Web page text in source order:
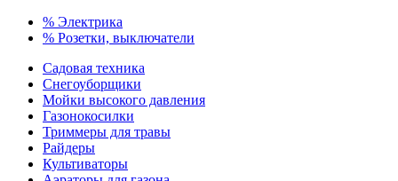
% Электрика
% Розетки, выключатели
Садовая техника
Снегоуборщики
Мойки высокого давления
Газонокосилки
Триммеры для травы
Райдеры
Культиваторы